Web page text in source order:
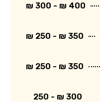
400 ₪ - 300 ₪
350 ₪ - 250 ₪
350 ₪ - 250 ₪
300 ₪ - 250